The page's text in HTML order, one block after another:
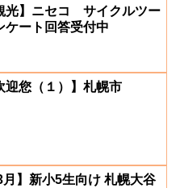
光】ニセコ サイクルツー
ケート回答受付中
迎您（１）】札幌市
月】新小5生向け 札幌大谷